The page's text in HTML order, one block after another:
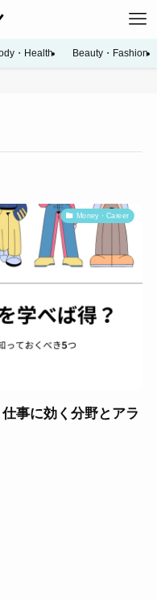
・Health Beauty・Fashion
Money・Career
事に効く分野とアラ